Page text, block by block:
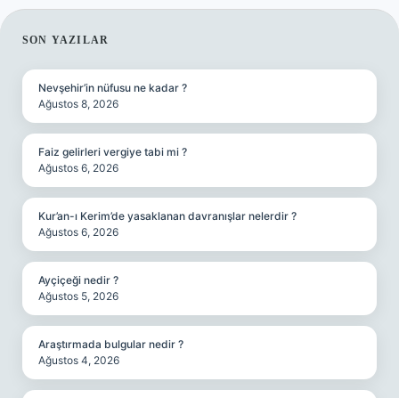
SIDEBAR
SON YAZILAR
Nevşehir’in nüfusu ne kadar ?
Ağustos 8, 2026
Faiz gelirleri vergiye tabi mi ?
Ağustos 6, 2026
Kur’an-ı Kerim’de yasaklanan davranışlar nelerdir ?
Ağustos 6, 2026
Ayçiçeği nedir ?
Ağustos 5, 2026
Araştırmada bulgular nedir ?
Ağustos 4, 2026